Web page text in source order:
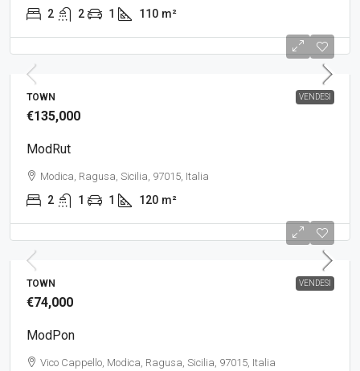
2 2 1 110 m²
VENDESI
TOWN
€135,000
ModRut
Modica, Ragusa, Sicilia, 97015, Italia
2 1 1 120 m²
VENDESI
TOWN
€74,000
ModPon
Vico Cappello, Modica, Ragusa, Sicilia, 97015, Italia